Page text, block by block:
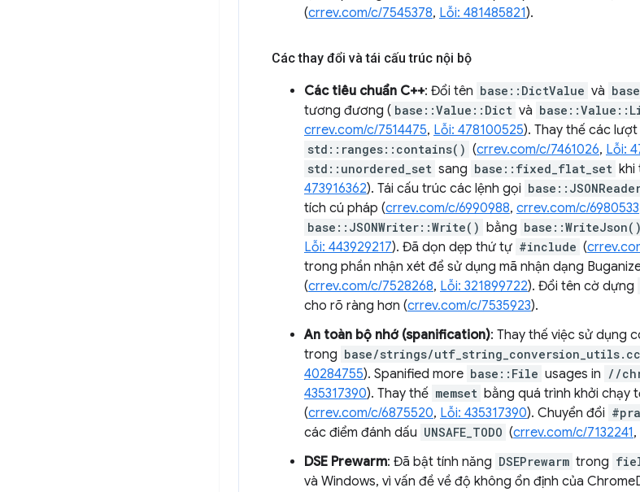
(crrev.com/c/7545378, Lỗi: 481485821).
Các thay đổi và tái cấu trúc nội bộ
Các tiêu chuẩn C++: Đổi tên base::DictValue và
tương đương ( base::Value::Dict và
crrev.com/c/7514475, Lỗi: 478100525). Thay thế các
std::ranges::contains() (crrev.com/c/7461026, Lỗi:
std::unordered_set sang base::fixed_flat_set khi
473916362). Tái cấu trúc các lệnh gọi
tích cú pháp (crrev.com/c/6990988, crrev.com/c/6980533
base::JSONWriter::Write() bằng base::WriteJson()
Lỗi: 443929217). Đã dọn dẹp thứ tự #include (
trong phần nhận xét để sử dụng mã nhận dạng
(crrev.com/c/7528268, Lỗi: 321899722). Đổi tên cờ dựng
cho rõ ràng hơn (crrev.com/c/7535923).
An toàn bộ nhớ (spanification): Thay thế việc sử dụng
trong base/strings/utf_string_conversion_utils.cc
40284755). Spanified more base::File usages in //
435317390). Thay thế memset bằng quá trình khởi chạy
(crrev.com/c/6875520, Lỗi: 435317390). Chuyển đổi
các điểm đánh dấu UNSAFE_TODO (crrev.com/c/7132241,
DSE Prewarm: Đã bật tính năng DSEPrewarm trong
và Windows, vì vấn đề về độ không ổn định của